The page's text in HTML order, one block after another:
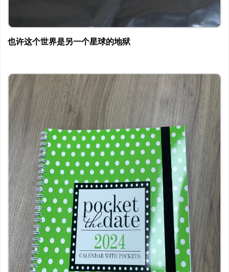
也许这个世界是另一个星球的地狱